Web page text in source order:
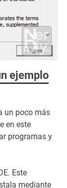
ejemplo
un poco más
en este
programas y
Este
mediante